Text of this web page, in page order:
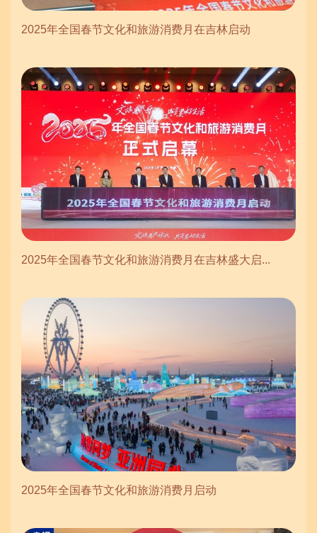
2025年全国春节文化和旅游消费月在吉林启动
2025年全国春节文化和旅游消费月在吉林盛大启...
2025年全国春节文化和旅游消费月启动